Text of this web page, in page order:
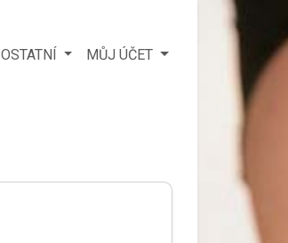
OSTATNÍ MŮJ ÚČET